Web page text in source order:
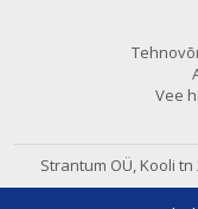
Vee
Strantum OÜ, Kooli